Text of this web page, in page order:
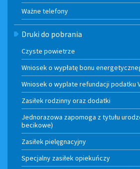
Ważne telefony
Druki do pobrania
Czyste powietrze
Wniosek o wypłatę bonu
Wniosek o wyplate refundacji podatku
Zasiłek rodzinny oraz dodatki
Jednorazowa zapomoga z tytułu
becikowe)
Zasiłek pielęgnacyjny
Specjalny zasiłek opiekuńczy